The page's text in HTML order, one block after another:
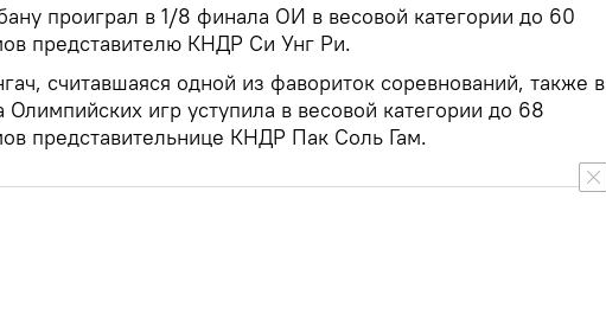
проиграл в 1/8 финала ОИ в весовой категории до 60
представителю КНДР Си Унг Ри.
считавшаяся одной из фавориток соревнований, также в
игр уступила в весовой категории до 68
представительнице КНДР Пак Соль Гам.